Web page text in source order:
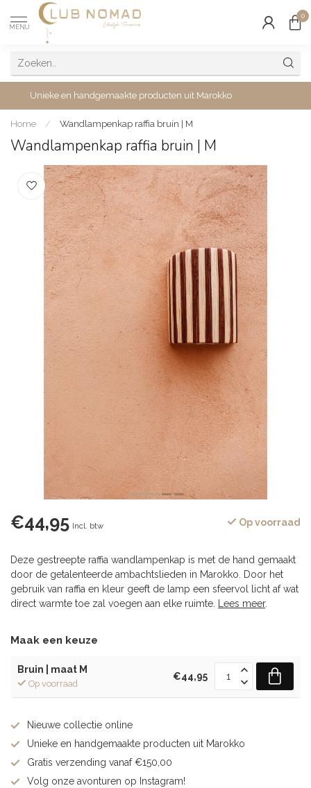
MENU
0
Unieke en handgemaakte producten uit Marokko
Home / Wandlampenkap raffia bruin | M
Wandlampenkap raffia bruin | M
€44,95 Incl. btw Op voorraad
Deze gestreepte raffia wandlampenkap is met de hand gemaakt
door de getalenteerde ambachtslieden in Marokko. Door het
gebruik van raffia en kleur geeft de lamp een sfeervol licht af wat
direct warmte toe zal voegen aan elke ruimte. Lees meer.
Maak een keuze
Bruin | maat M
Op voorraad
€44,95
Nieuwe collectie online
Unieke en handgemaakte producten uit Marokko
Gratis verzending vanaf €150,00
Volg onze avonturen op Instagram!